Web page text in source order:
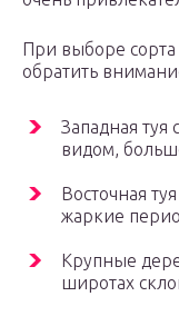
При выборе сорта
обратить
Западная туя
видом,
Восточная
жаркие
Крупные
широтах